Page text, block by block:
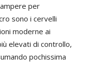
per
sono i cervelli
moderne ai
elevati di controllo,
pochissima